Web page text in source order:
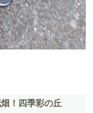
！四季彩の丘